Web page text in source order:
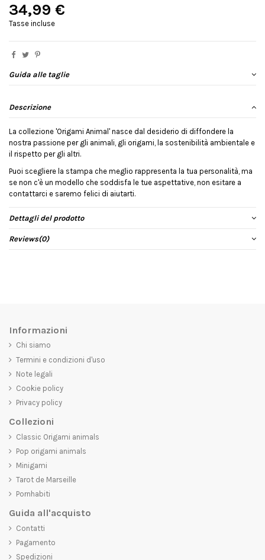
34,99 €
Tasse incluse
Guida alle taglie
Descrizione
La collezione 'Origami Animal' nasce dal desiderio di diffondere la
nostra passione per gli animali, gli origami, la sostenibilità ambientale e
il rispetto per gli altri.
Puoi scegliere la stampa che meglio rappresenta la tua personalità, ma
se non c'è un modello che soddisfa le tue aspettative, non esitare a
contattarci e saremo felici di aiutarti.
Dettagli del prodotto
Reviews(0)
Informazioni
Chi siamo
Termini e condizioni d'uso
Note legali
Cookie policy
Privacy policy
Collezioni
Classic Origami animals
Pop origami animals
Minigami
Tarot de Marseille
Pornhabiti
Guida all'acquisto
Contatti
Pagamento
Spedizioni